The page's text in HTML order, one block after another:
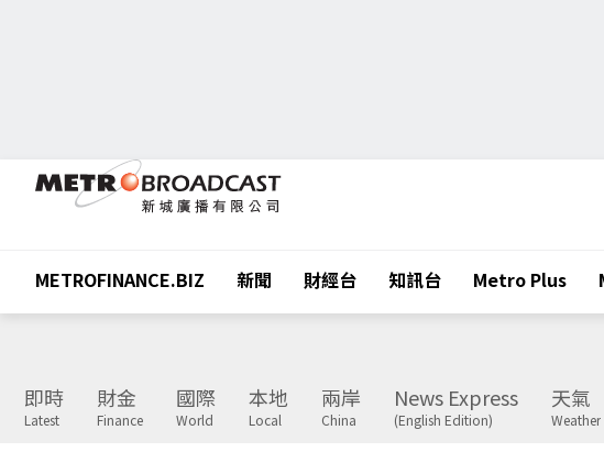
METROFINANCE.BIZ 新聞 財經台 知訊台 Metro Plus
即時
Latest
財金
Finance
國際
World
本地
Local
兩岸
China
News Express
(English Edition)
天氣
Weather